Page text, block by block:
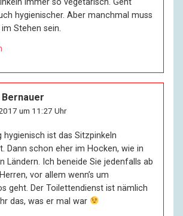
immer so vegetarisch. Geht
hygienischer. Aber manchmal muss
Stehen sein.
Bernauer
um 11:27 Uhr
hygienisch ist das Sitzpinkeln
Dann schon eher im Hocken, wie in
Ländern. Ich beneide Sie jedenfalls ab
vor allem wenn’s um
geht. Der Toilettendienst ist nämlich
das, was er mal war